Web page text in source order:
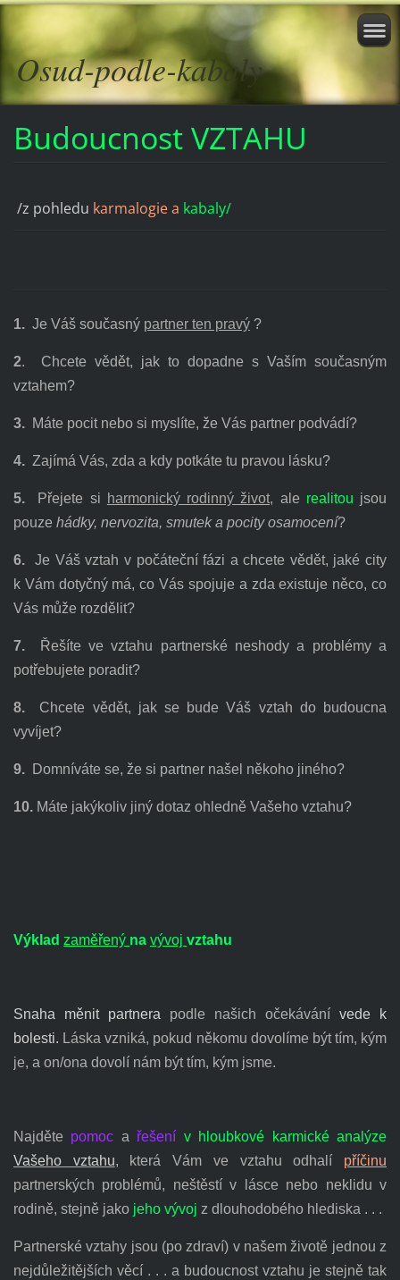
Osud-podle-kabaly
Budoucnost VZTAHU
/z pohledu karmalogie a kabaly/
1.Je Váš současný partner ten pravý?
2. Chcete vědět, jak to dopadne s Vaším současným
vztahem?
3.Máte pocit nebo si myslíte, že Vás partner podvádí?
4.Zajímá Vás, zda a kdy potkáte tu pravou lásku?
5.Přejete si harmonický rodinný život, ale realitou jsou
pouze hádky, nervozita, smutek a pocity osamocení?
6.Je Váš vztah v počáteční fázi a chcete vědět, jaké city
k Vám dotyčný má, co Vás spojuje a zda existuje něco, co
Vás může rozdělit?
7.Řešíte ve vztahu partnerské neshody a problémy a
potřebujete poradit?
8.Chcete vědět, jak se bude Váš vztah do budoucna
vyvíjet?
9.Domníváte se, že si partner našel někoho jiného?
10.Máte jakýkoliv jiný dotaz ohledně Vašeho vztahu?
Výklad zaměřený na vývoj vztahu
Snaha měnit partnera podle našich očekávánívede k
bolesti. Láska vzniká, pokud někomu dovolíme být tím, kým
je, a on/ona dovolí nám být tím, kým jsme.
Najděte pomoc a řešení v hloubkové karmické analýze
Vašeho vztahu, která Vám ve vztahu odhalí příčinu
partnerských problémů, neštěstí v lásce nebo neklidu v
rodině, stejně jako jeho vývoj z dlouhodobého hlediska . . .
Partnerské vztahy jsou (po zdraví) v našem životě jednou z
nejdůležitějších věcí . . . a budoucnost vztahu je stejně tak